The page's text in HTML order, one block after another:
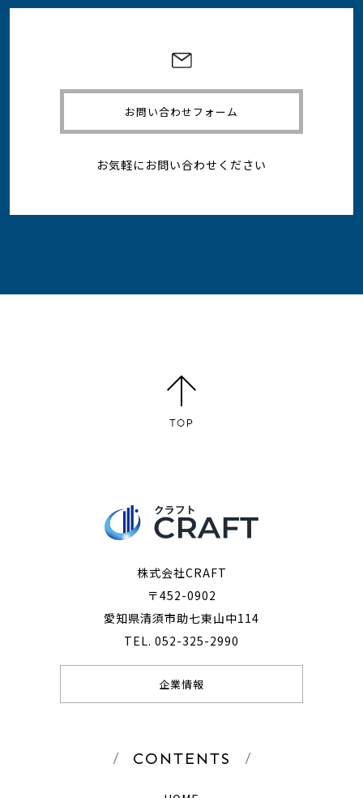
お問い合わせフォーム
お気軽にお問い合わせください
株式会社CRAFT
〒452-0902
愛知県清須市助七東山中114
TEL. 052-325-2990
企業情報
CONTENTS